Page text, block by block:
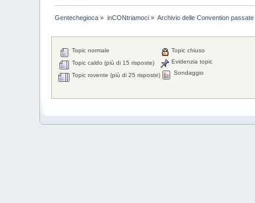
Gentechegioca » inCONtriamoci» Archivio delle Convention passate
Topic normale
Topic caldo (più di 15 risposte)
Topic rovente (più di 25 risposte)
Topic chiuso
Evidenzia topic
Sondaggio